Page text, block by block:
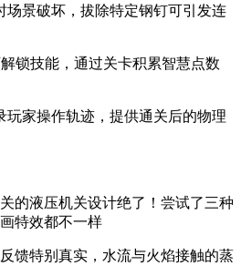
场景破坏，拔除特定钢钉可引发连
锁技能，通过关卡积累智慧点数
玩家操作轨迹，提供通关后的物理
的液压机关设计绝了！尝试了三种
特效都不一样
馈特别真实，水流与火焰接触的蒸